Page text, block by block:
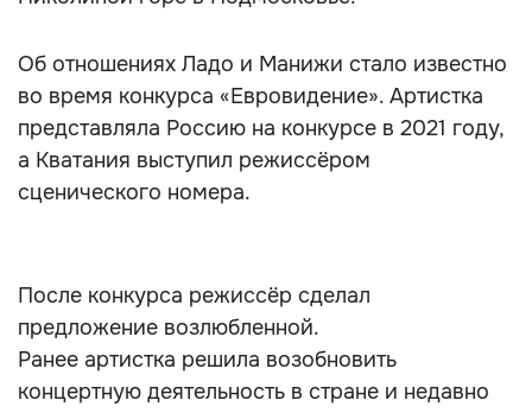
Об отношениях Ладо и Манижи стало известно
во время конкурса «Евровидение». Артистка
представляла Россию на конкурсе в 2021 году,
а Кватания выступил режиссёром
сценического номера.
После конкурса режиссёр сделал
предложение возлюбленной.
Ранее артистка решила возобновить
концертную деятельность в стране и недавно